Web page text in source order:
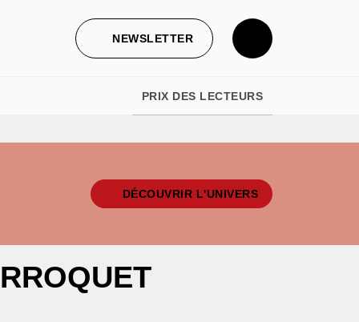
NEWSLETTER
PRIX DES LECTEURS
DÉCOUVRIR L'UNIVERS